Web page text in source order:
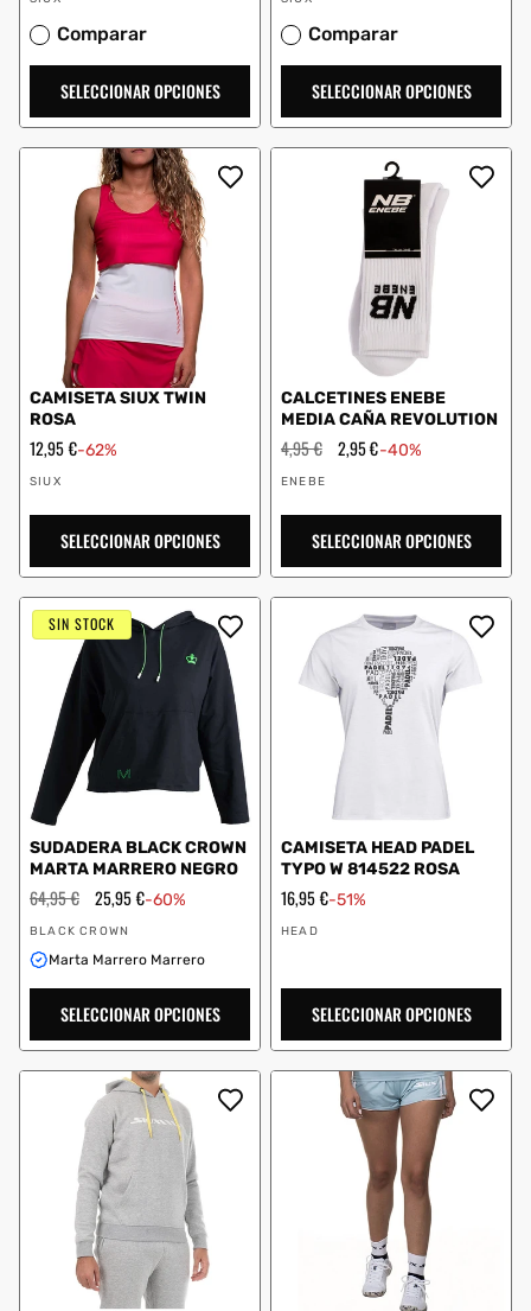
Comparar
SELECCIONAR OPCIONES
Comparar
SELECCIONAR OPCIONES
CAMISETA SIUX TWIN
ROSA
Precio
de
oferta
12,95 €-62%
Proveedor:
SIUX
SELECCIONAR OPCIONES
CALCETINES ENEBE
MEDIA CAÑA REVOLUTION
Precio
habitual
4,95 € Precio
de
2,95 €-40%
Proveedor:
ENEBE
SELECCIONAR OPCIONES
SIN STOCK
SUDADERA BLACK CROWN
MARTA MARRERO NEGRO
Precio
habitual
64,95 € Precio
oferta
25,95 €-60%
Proveedor:
BLACK CROWN
Marta Marrero Marrero
SELECCIONAR OPCIONES
CAMISETA HEAD PADEL
TYPO W 814522 ROSA
Precio
de
oferta
16,95 €-51%
Proveedor:
HEAD
SELECCIONAR OPCIONES